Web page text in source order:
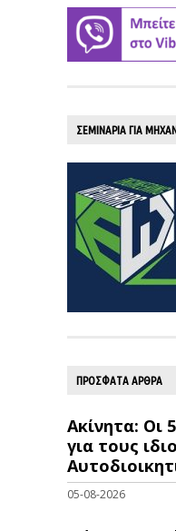
ΣΕΜΙΝΑΡΙΑ ΓΙΑ
ΠΡΟΣΦΑΤΑ ΑΡΘΡΑ
Ακίνητα: Οι
για τους
05-08-2026